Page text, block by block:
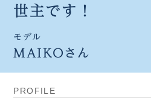
世主です！
モデル
MAIKOさん
PROFILE